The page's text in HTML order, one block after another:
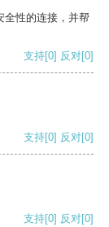
全性的连接，并帮
支持[0] 反对[0]
支持[0] 反对[0]
支持[0] 反对[0]